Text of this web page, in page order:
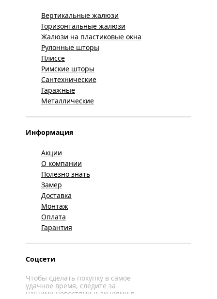
Вертикальные жалюзи
Горизонтальные жалюзи
Жалюзи на пластиковые окна
Рулонные шторы
Плиссе
Римские шторы
Сантехнические
Гаражные
Металлические
Информация
Акции
О компании
Полезно знать
Замер
Доставка
Монтаж
Оплата
Гарантия
Соцсети
Чтобы сделать покупку в самое
удачное время, следите за
нашими новостями и акциями в